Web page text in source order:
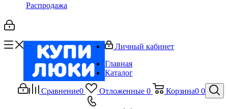
Распродажа
Сравнение0 Отложенные 0 Корзина0 0
Личный кабинет
Главная
Каталог